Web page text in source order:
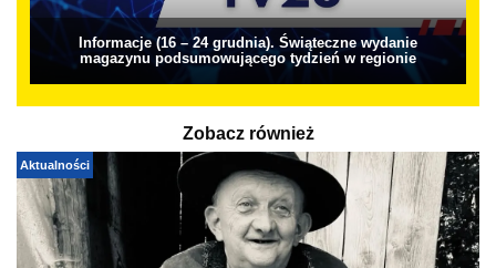
Informacje (16 – 24 grudnia). Świąteczne wydanie
magazynu podsumowującego tydzień w regionie
Zobacz również
Aktualności